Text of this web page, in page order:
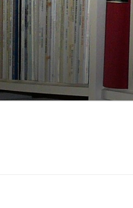
Aller
au
contenu
principal